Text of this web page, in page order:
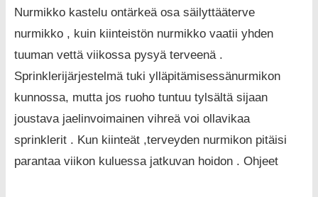
Nurmikko kastelu ontärkeä osa säilyttääterve
nurmikko , kuin kiinteistön nurmikko vaatii yhden
tuuman vettä viikossa pysyä terveenä .
Sprinklerijärjestelmä tuki ylläpitämisessänurmikon
kunnossa, mutta jos ruoho tuntuu tylsältä sijaan
joustava jaelinvoimainen vihreä voi ollavikaa
sprinklerit . Kun kiinteät ,terveyden nurmikon pitäisi
parantaa viikon kuluessa jatkuvan hoidon . Ohjeet